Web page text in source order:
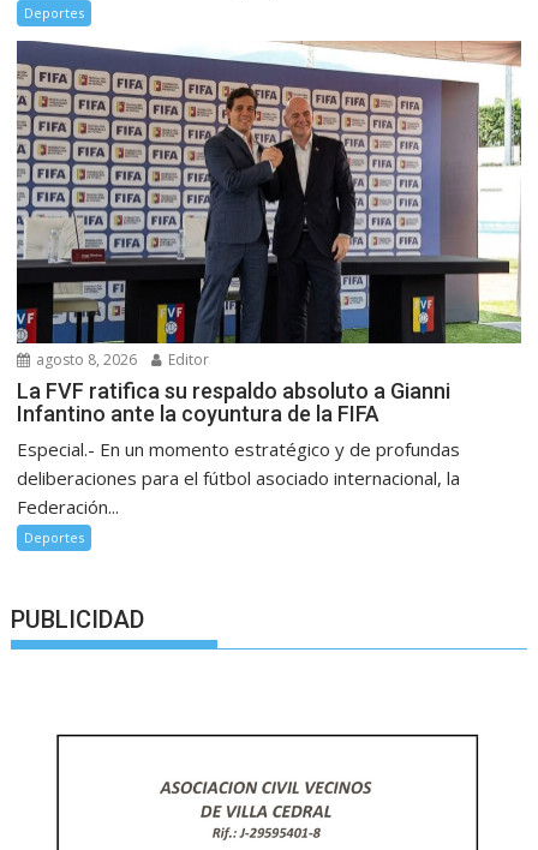
Deportes
agosto 8, 2026 Editor
La FVF ratifica su respaldo absoluto a Gianni
Infantino ante la coyuntura de la FIFA
Especial.- En un momento estratégico y de profundas
deliberaciones para el fútbol asociado internacional, la
Federación...
Deportes
PUBLICIDAD